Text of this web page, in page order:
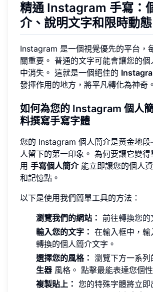
精通 Instagram 手寫：
介、說明文字和限時動態
Instagram 是一個視覺優先的平台，
關重要。 普通的文字可能會讓您的
中消失。 這就是一個絕佳的
發揮作用的地方，將平凡轉化為神奇。
如何為您的 Instagram 個人
料撰寫手寫字體
您的 Instagram 個人簡介是黃金地
人留下的第一印象。 為何要讓它變
用 手寫個人簡介能立即讓您的個人
和記憶點。
以下是使用我們簡單工具的方法：
瀏覽我們的網站： 前往轉換您的
輸入您的文字： 在輸入框中，輸
轉換的個人簡介文字。
選擇您的風格： 瀏覽下方一系列
生器 風格。 點擊最能表達您個
複製貼上： 您的特殊字體將立